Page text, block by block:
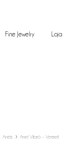
Fine Jewelry Loja
Anéis Anel Vilaró – Vermeil